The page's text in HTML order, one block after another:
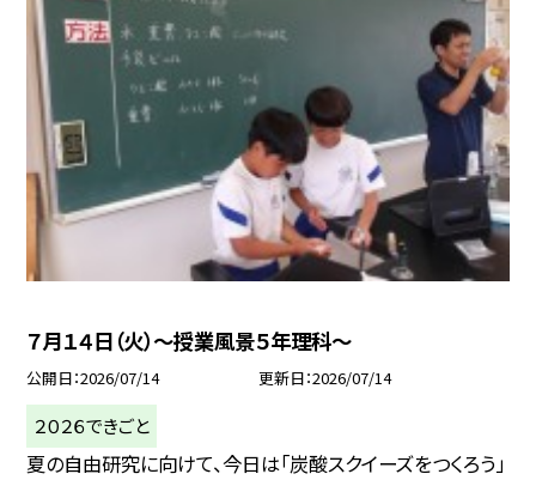
７月１４日（火）～授業風景５年理科～
公開日 2026/07/14 更新日 2026/07/14
２０２６できごと
夏の自由研究に向けて、今日は「炭酸スクイーズをつくろう」